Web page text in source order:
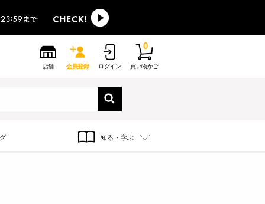
店舗 会員登録 ログイン 買い物かご
0
知る・学ぶ